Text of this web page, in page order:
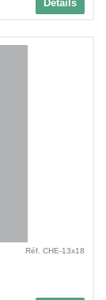
Détails
Réf. CHE-13x18